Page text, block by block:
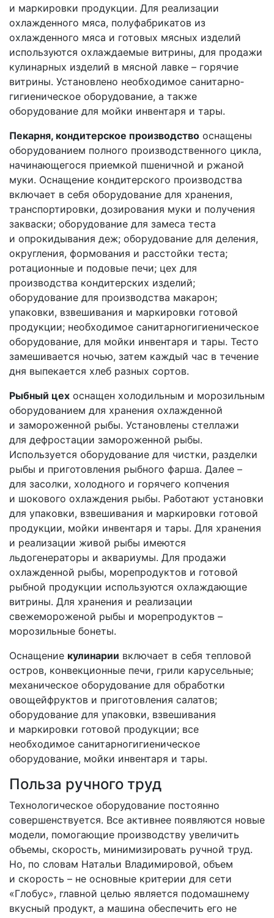
и маркировки продукции. Для реализации
охлажденного мяса, полуфабрикатов из
охлажденного мяса и готовых мясных изделий
используются охлаждаемые витрины, для продажи
кулинарных изделий в мясной лавке – горячие
витрины. Установлено необходимое санитарно­­
гигиеническое оборудование, а также
оборудование для мойки инвентаря и тары.
Пекарня, кондитерское производство оснащены
оборудованием полного производственного цикла,
начинающегося приемкой пшеничной и ржаной
муки. Оснащение кондитерского производства
включает в себя оборудование для хранения,
транспортировки, дозирования муки и получения
закваски; оборудование для замеса теста
и опрокидывания деж; оборудование для деления,
округления, формования и расстойки теста;
ротационные и подовые печи; цех для
производства кондитерских изделий;
оборудование для производства макарон;
упаковки, взвешивания и маркировки готовой
продукции; необходимое санитарно­гигиеническое
оборудование, для мойки инвентаря и тары. Тесто
замешивается ночью, затем каждый час в течение
дня выпекается хлеб разных сортов.
Рыбный цех оснащен холодильным и морозильным
оборудованием для хранения охлажденной
и замороженной рыбы. Установлены стеллажи
для дефростации замороженной рыбы.
Используется оборудование для чистки, разделки
рыбы и приготовления рыбного фарша. Далее –
для засолки, холодного и горячего копчения
и шокового охлаждения рыбы. Работают установки
для упаковки, взвешивания и маркировки готовой
продукции, мойки инвентаря и тары. Для хранения
и реализации живой рыбы имеются
льдогенераторы и аквариумы. Для продажи
охлажденной рыбы, морепродуктов и готовой
рыбной продукции используются охлаждающие
витрины. Для хранения и реализации
свежемороженой рыбы и морепродуктов –
морозильные бонеты.
Оснащение кулинарии включает в себя тепловой
остров, конвекционные печи, грили карусельные;
механическое оборудование для обработки
овощей­фруктов и приготовления салатов;
оборудование для упаковки, взвешивания
и маркировки готовой продукции; все
необходимое санитарно­гигиеническое
оборудование, мойки инвентаря и тары.
Польза ручного труд
Технологическое оборудование постоянно
совершенствуется. Все активнее появляются новые
модели, помогающие производству увеличить
объемы, скорость, минимизировать ручной труд.
Но, по словам Натальи Владимировой, объем
и скорость – не основные критерии для сети
«Глобус», главной целью является по­домашнему
вкусный продукт, а машина обеспечить его не